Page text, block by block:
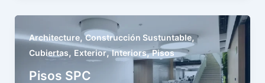
Architecture,Construcción Sustuntable,
Cubiertas, Exterior,Interiors,Pisos
Pisos SPC